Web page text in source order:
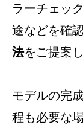
ラーチェッ
途などを確
法をご提案し
モデルの完
程も必要な